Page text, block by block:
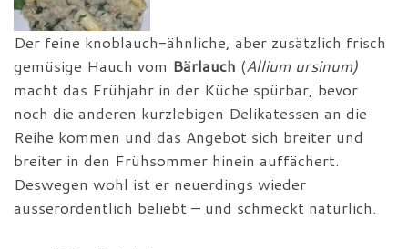
Der feine knoblauch-ähnliche, aber zusätzlich frisch
gemüsige Hauch vom Bärlauch (Allium ursinum)
macht das Frühjahr in der Küche spürbar, bevor
noch die anderen kurzlebigen Delikatessen an die
Reihe kommen und das Angebot sich breiter und
breiter in den Frühsommer hinein auffächert.
Deswegen wohl ist er neuerdings wieder
ausserordentlich beliebt – und schmeckt natürlich.